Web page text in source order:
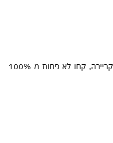
אז…לקראת השנה החדשה שאוטוטו מתחילה, אני מאחל לכם שתהיו לראש ולא לזנב, הנהיגו את הקריירה, קחו לא פחות מ-100%